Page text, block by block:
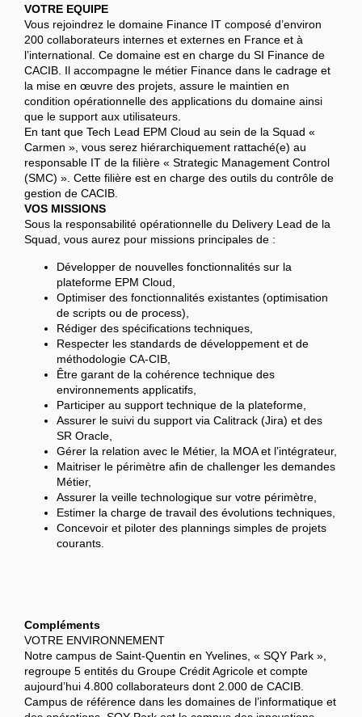
VOTRE EQUIPE
Vous rejoindrez le domaine Finance IT composé d’environ
200 collaborateurs internes et externes en France et à
l’international. Ce domaine est en charge du SI Finance de
CACIB. Il accompagne le métier Finance dans le cadrage et
la mise en œuvre des projets, assure le maintien en
condition opérationnelle des applications du domaine ainsi
que le support aux utilisateurs.
En tant que Tech Lead EPM Cloud au sein de la Squad «
Carmen », vous serez hiérarchiquement rattaché(e) au
responsable IT de la filière « Strategic Management Control
(SMC) ». Cette filière est en charge des outils du contrôle de
gestion de CACIB.
VOS MISSIONS
Sous la responsabilité opérationnelle du Delivery Lead de la
Squad, vous aurez pour missions principales de :
Développer de nouvelles fonctionnalités sur la
plateforme EPM Cloud,
Optimiser des fonctionnalités existantes (optimisation
de scripts ou de process),
Rédiger des spécifications techniques,
Respecter les standards de développement et de
méthodologie CA-CIB,
Être garant de la cohérence technique des
environnements applicatifs,
Participer au support technique de la plateforme,
Assurer le suivi du support via Calitrack (Jira) et des
SR Oracle,
Gérer la relation avec le Métier, la MOA et l’intégrateur,
Maitriser le périmètre afin de challenger les demandes
Métier,
Assurer la veille technologique sur votre périmètre,
Estimer la charge de travail des évolutions techniques,
Concevoir et piloter des plannings simples de projets
courants.
Compléments
VOTRE ENVIRONNEMENT
Notre campus de Saint-Quentin en Yvelines, « SQY Park »,
regroupe 5 entités du Groupe Crédit Agricole et compte
aujourd’hui 4.800 collaborateurs dont 2.000 de CACIB.
Campus de référence dans les domaines de l’informatique et